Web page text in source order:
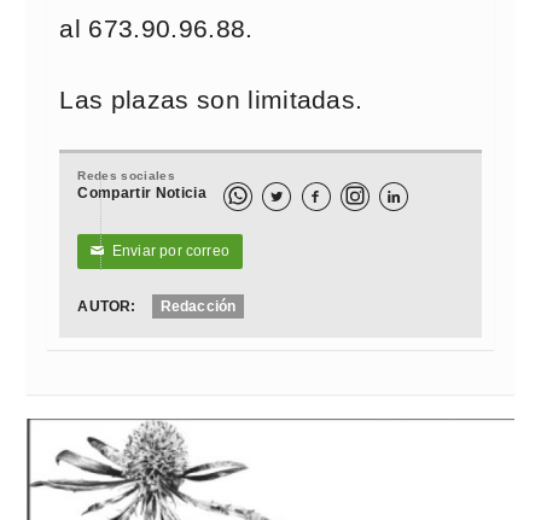
al 673.90.96.88.
Las plazas son limitadas.
Redes sociales
Compartir Noticia   
✉ Enviar por correo
AUTOR: Redacción